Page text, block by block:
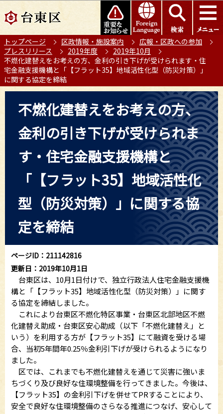
の
ー
ジ
の
先
頭
このページの本文へ移動
トップページ 区政情報・施設案内
広報・区政への参加
プレスリリース
2019年度
2019年10月
不燃化建替えをお考えの方、金利の引き下げが受けられます・住
宅金融支援機構と「【フラット35】地域活性化型（防災対策）」
に関する協定を締結
不燃化建替えをお考えの方、
金利の引き下げが受けられま
す・住宅金融支援機構と
「【フラット35】地域活性化
型（防災対策）」に関する協
定を締結
ページID：211142816
更新日：2019年10月1日
台東区は、10月1日付けで、独立行政法人住宅金融支援機
構と「【フラット35】地域活性化型（防災対策）」に関す
る協定を締結しました。
これにより台東区不燃化特区事業・台東区北部地区不燃
化建替え助成・台東区安心助成（以下「不燃化建替え」と
いう）を利用する方が【フラット35】にて融資を受ける場
合、当初5年間年0.25％金利引下げが受けられるようになり
ました。
区では、これまでも不燃化建替えを通じて災害に強いま
ちづくり及び良好な住環境整備を行ってきました。今後は、
【フラット35】の金利引下げを併せてPRすることにより、
安全で良好な住環境整備のさらなる推進につなげ、安心して